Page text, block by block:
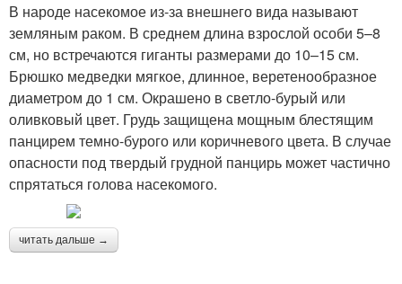
В народе насекомое из-за внешнего вида называют
земляным раком. В среднем длина взрослой особи 5–8
см, но встречаются гиганты размерами до 10–15 см.
Брюшко медведки мягкое, длинное, веретенообразное
диаметром до 1 см. Окрашено в светло-бурый или
оливковый цвет. Грудь защищена мощным блестящим
панцирем темно-бурого или коричневого цвета. В случае
опасности под твердый грудной панцирь может частично
спрятаться голова насекомого.
читать дальше →